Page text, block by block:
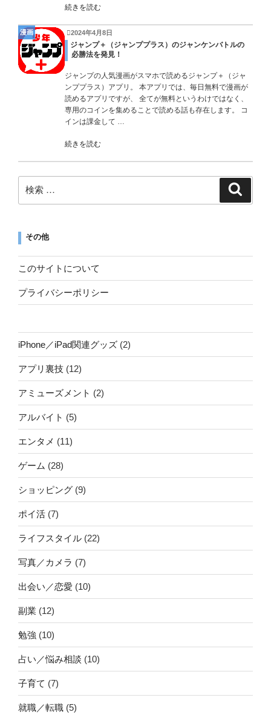
続きを読む
漫画 2024年4月8日
ジャンプ＋（ジャンププラス）のジャンケンバトルの
必勝法を発見！
ジャンプの人気漫画がスマホで読めるジャンプ＋（ジャ
ンププラス）アプリ。 本アプリでは、毎日無料で漫画が
読めるアプリですが、 全てが無料というわけではなく、
専用のコインを集めることで読める話も存在します。 コ
インは課金して …
続きを読む
その他
このサイトについて
プライバシーポリシー
iPhone／iPad関連グッズ (2)
アプリ裏技 (12)
アミューズメント (2)
アルバイト (5)
エンタメ (11)
ゲーム (28)
ショッピング (9)
ポイ活 (7)
ライフスタイル (22)
写真／カメラ (7)
出会い／恋愛 (10)
副業 (12)
勉強 (10)
占い／悩み相談 (10)
子育て (7)
就職／転職 (5)